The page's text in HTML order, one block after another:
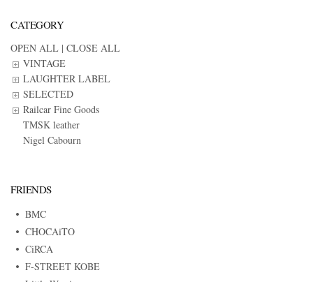
CATEGORY
OPEN ALL | CLOSE ALL
VINTAGE
LAUGHTER LABEL
SELECTED
Railcar Fine Goods
TMSK leather
Nigel Cabourn
FRIENDS
BMC
CHOCAiTO
CiRCA
F-STREET KOBE